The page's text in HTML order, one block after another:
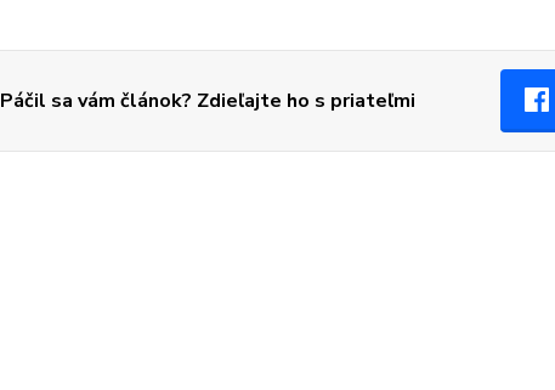
Páčil sa vám článok? Zdieľajte ho s priateľmi